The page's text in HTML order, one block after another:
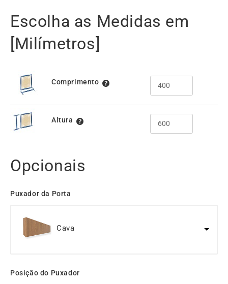
Escolha as Medidas em
[Milímetros]
Comprimento
Altura
Opcionais
Puxador da Porta
Cava
Posição do Puxador